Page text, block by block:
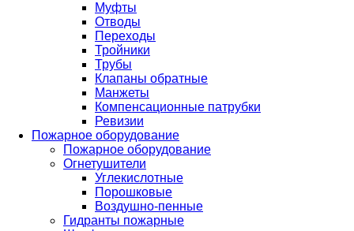
Муфты
Отводы
Переходы
Тройники
Трубы
Клапаны обратные
Манжеты
Компенсационные патрубки
Ревизии
Пожарное оборудование
Пожарное оборудование
Огнетушители
Углекислотные
Порошковые
Воздушно-пенные
Гидранты пожарные